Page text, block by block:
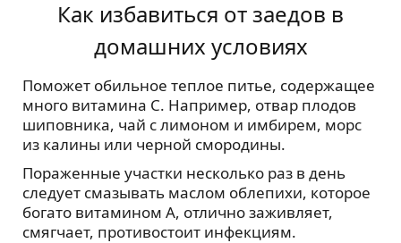
Как избавиться от заедов в
домашних условиях
Поможет обильное теплое питье, содержащее
много витамина С. Например, отвар плодов
шиповника, чай с лимоном и имбирем, морс
из калины или черной смородины.
Пораженные участки несколько раз в день
следует смазывать маслом облепихи, которое
богато витамином А, отлично заживляет,
смягчает, противостоит инфекциям.